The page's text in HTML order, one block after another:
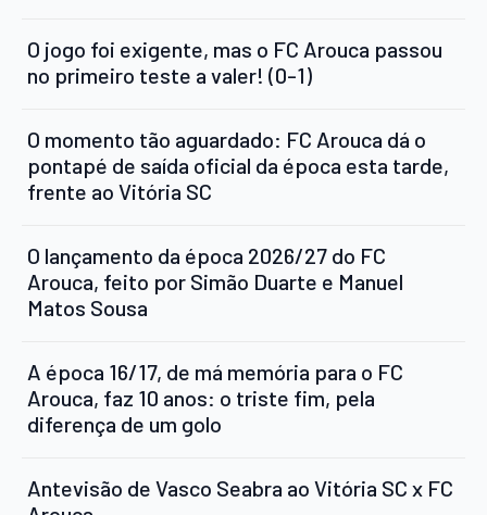
O jogo foi exigente, mas o FC Arouca passou
no primeiro teste a valer! (0-1)
O momento tão aguardado: FC Arouca dá o
pontapé de saída oficial da época esta tarde,
frente ao Vitória SC
O lançamento da época 2026/27 do FC
Arouca, feito por Simão Duarte e Manuel
Matos Sousa
A época 16/17, de má memória para o FC
Arouca, faz 10 anos: o triste fim, pela
diferença de um golo
Antevisão de Vasco Seabra ao Vitória SC x FC